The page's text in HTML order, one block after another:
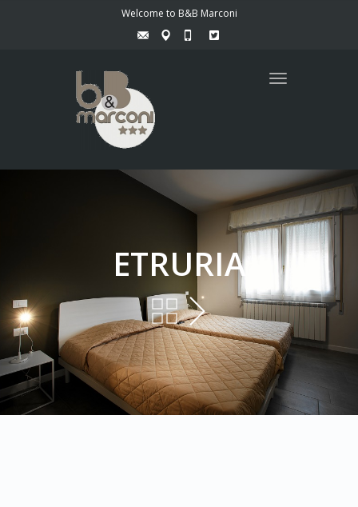
Welcome to B&B Marconi
Toggle
ETRURIA